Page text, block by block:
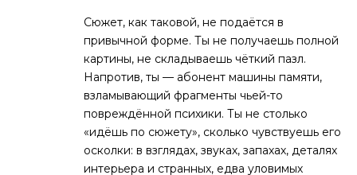
Сюжет, как таковой, не подаётся в
привычной форме. Ты не получаешь полной
картины, не складываешь чёткий пазл.
Напротив, ты — абонент машины памяти,
взламывающий фрагменты чьей-то
повреждённой психики. Ты не столько
«идёшь по сюжету», сколько чувствуешь его
осколки: в взглядах, звуках, запахах, деталях
интерьера и странных, едва уловимых